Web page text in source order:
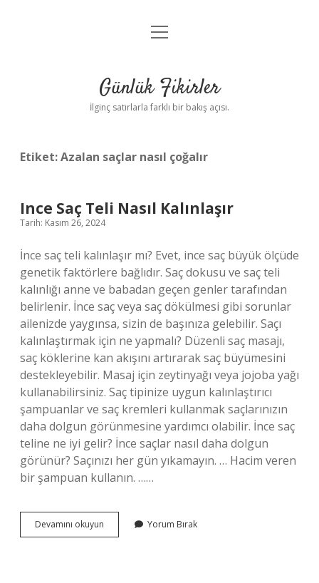
Anasayfa
Yasal Uyarı
menüyü
Günlük Fikirler
İlginç satırlarla farklı bir bakış açısı.
Etiket:Azalan saçlar nasıl çoğalır
Ince Saç Teli Nasıl Kalınlaşır
Tarih: Kasım 26, 2024
İnce saç teli kalınlaşır mı? Evet, ince saç büyük ölçüde
genetik faktörlere bağlıdır. Saç dokusu ve saç teli
kalınlığı anne ve babadan geçen genler tarafından
belirlenir. İnce saç veya saç dökülmesi gibi sorunlar
ailenizde yaygınsa, sizin de başınıza gelebilir. Saçı
kalınlaştırmak için ne yapmalı? Düzenli saç masajı,
saç köklerine kan akışını artırarak saç büyümesini
destekleyebilir. Masaj için zeytinyağı veya jojoba yağı
kullanabilirsiniz. Saç tipinize uygun kalınlaştırıcı
şampuanlar ve saç kremleri kullanmak saçlarınızın
daha dolgun görünmesine yardımcı olabilir. İnce saç
teline ne iyi gelir? İnce saçlar nasıl daha dolgun
görünür? Saçınızı her gün yıkamayın. … Hacim veren
bir şampuan kullanın. ……
Devamını okuyun
Saç
Yorum Bırak